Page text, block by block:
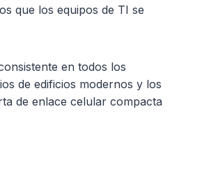
que los equipos de TI se
en todos los
de edificios modernos y los
de enlace celular compacta